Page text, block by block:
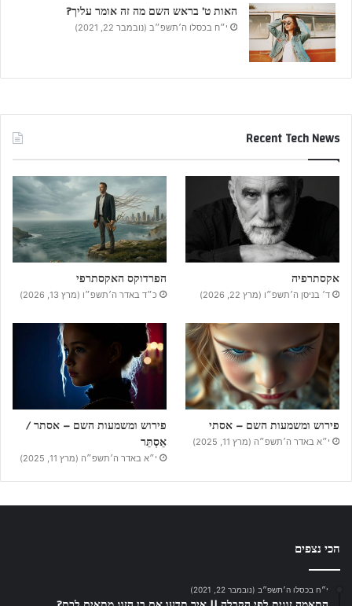
האות ט’ בראש השם מה זה אומר עליך?
י״ח בכסלו ה׳תשפ״ב (נובמבר 22, 2021)
Recent Tech News
אקסתרפיה
ד׳ בניסן ה׳תשפ״ו (מרץ 22, 2026)
הפרדוקס האקסתרפי
כ״ד באדר ה׳תשפ״ו (מרץ 13, 2026)
פירוש ומשמעות השם – אסתי
י״א באדר ה׳תשפ״ה (מרץ 11, 2025)
פירוש ומשמעות השם – אסתר /
אֵסְתֵּר
י״א באדר ה׳תשפ״ה (מרץ 11, 2025)
הכי נצפים
י״ח בכסלו ה׳תשפ״ב (נובמבר 22, 2021)